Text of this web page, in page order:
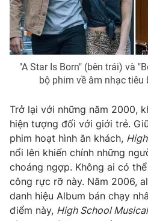
Photo
Video
VTV Money
VTV Sức khoẻ
Thị trường 24h
VTV4
"A Star Is Born" (bên trái) và
bộ phim về âm nhạc tiêu
Trở lại với những năm 2000,
hiện tượng đối với giới trẻ.
phim hoạt hình ăn khách,
nổi lên khiến chính những
choáng ngợp. Không ai có
công rực rỡ này. Năm 2006,
danh hiệu Album bán chạy
điểm này, High School